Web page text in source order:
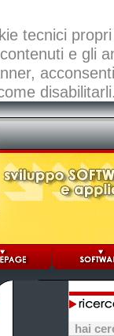
tecnici
e gli
hai